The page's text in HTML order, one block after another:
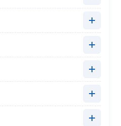
(10)
(16)
(8)
(22)
(12)
(18)
(6)
(18)
(11)
(12)
(6)
(11)
(12)
(9)
(3)
(5)
(4)
(9)
(10)